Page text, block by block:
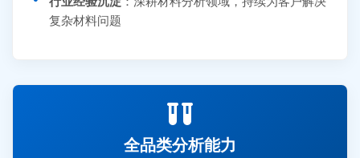
复杂材料问题
全品类分析能力